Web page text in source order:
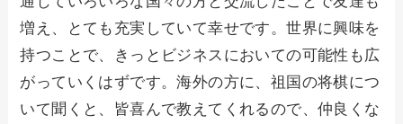
増え、とても充実していて幸せです。世界に興味を
持つことで、きっとビジネスにおいての可能性も広
がっていくはずです。海外の方に、祖国の将棋につ
いて聞くと、皆喜んで教えてくれるので、仲良くな